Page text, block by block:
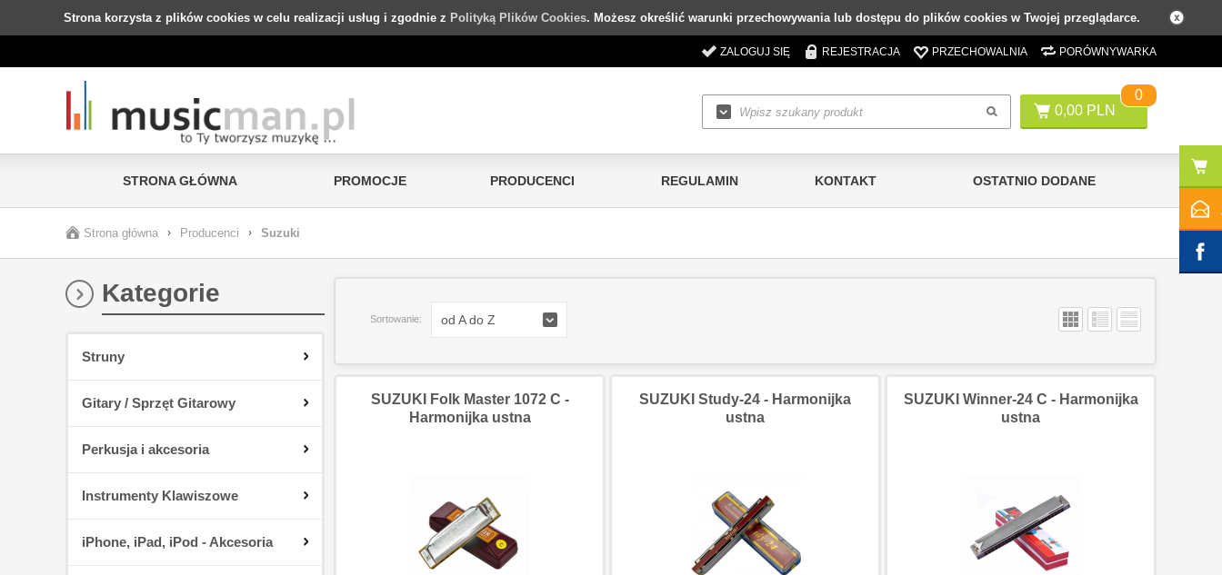
Strona korzysta z plików cookies w celu realizacji usług i zgodnie z Polityką Plików Cookies. Możesz określić warunki przechowywania lub dostępu do plików cookies w Twojej przeglądarce.
ZALOGUJ SIĘ REJESTRACJA PRZECHOWALNIA PORÓWNYWARKA
0,00 PLN
0
STRONA GŁÓWNA PROMOCJE PRODUCENCI REGULAMIN KONTAKT OSTATNIO DODANE
Strona główna › Producenci › Suzuki
Kategorie
Struny
Gitary / Sprzęt Gitarowy
Perkusja i akcesoria
Instrumenty Klawiszowe
iPhone, iPad, iPod - Akcesoria
Sortowanie: od A do Z
SUZUKI Folk Master 1072 C -
Harmonijka ustna
SUZUKI Study-24 - Harmonijka
ustna
SUZUKI Winner-24 C - Harmonijka
ustna